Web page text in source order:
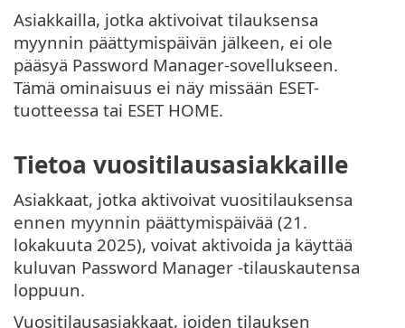
Asiakkailla, jotka aktivoivat tilauksensa
myynnin päättymispäivän jälkeen, ei ole
pääsyä Password Manager-sovellukseen.
Tämä ominaisuus ei näy missään ESET-
tuotteessa tai ESET HOME.
Tietoa vuositilausasiakkaille
Asiakkaat, jotka aktivoivat vuositilauksensa
ennen myynnin päättymispäivää (21.
lokakuuta 2025), voivat aktivoida ja käyttää
kuluvan Password Manager -tilauskautensa
loppuun.
Vuositilausasiakkaat, joiden tilauksen